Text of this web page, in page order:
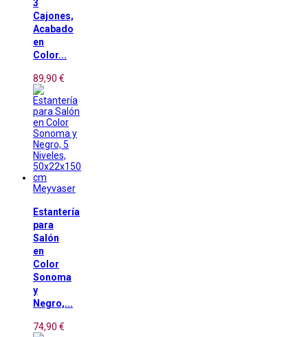
3
Cajones,
Acabado
en
Color...
89,90 €
Meyvaser
Estantería
para
Salón
en
Color
Sonoma
y
Negro,...
74,90 €